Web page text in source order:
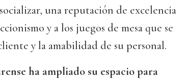
una reputación de excelencia
y a los juegos de mesa que se
y la amabilidad de su personal.
ha ampliado su espacio para